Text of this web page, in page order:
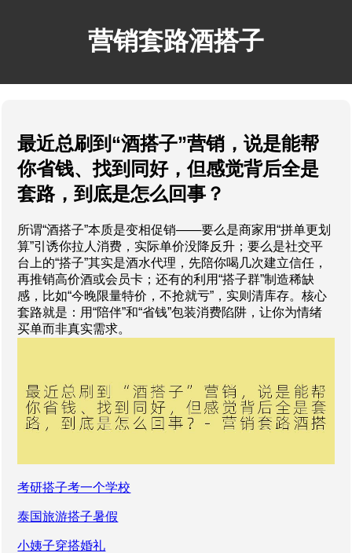
营销套路酒搭子
最近总刷到“酒搭子”营销，说是能帮
你省钱、找到同好，但感觉背后全是
套路，到底是怎么回事？
所谓“酒搭子”本质是变相促销——要么是商家用“拼单更划
算”引诱你拉人消费，实际单价没降反升；要么是社交平
台上的“搭子”其实是酒水代理，先陪你喝几次建立信任，
再推销高价酒或会员卡；还有的利用“搭子群”制造稀缺
感，比如“今晚限量特价，不抢就亏”，实则清库存。核心
套路就是：用“陪伴”和“省钱”包装消费陷阱，让你为情绪
买单而非真实需求。
考研搭子考一个学校
泰国旅游搭子暑假
小姨子穿搭婚礼